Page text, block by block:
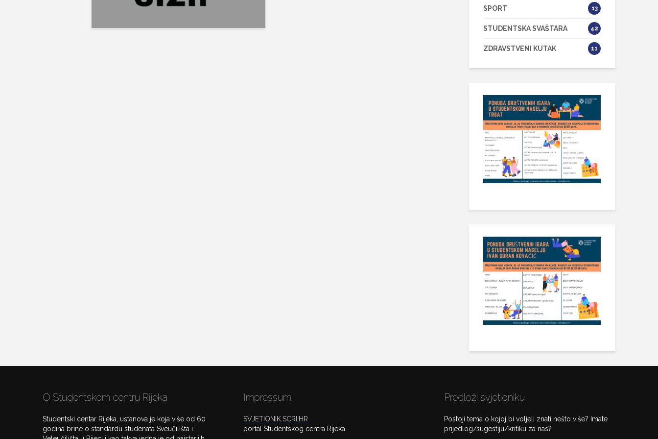
SPORT 13
STUDENTSKA SVAŠTARA 42
ZDRAVSTVENI KUTAK 11
O Studentskom centru Rijeka
Studentski centar Rijeka, ustanova je koja više od 60
godina brine o standardu studenata Sveučilišta i
Impressum
SVJETIONIK.SCRI.HR
portal Studentskog centra Rijeka
Predloži svjetioniku
Postoji tema o kojoj bi voljeli znati nešto više? Imate
prijedlog/sugestiju/kritiku za nas?